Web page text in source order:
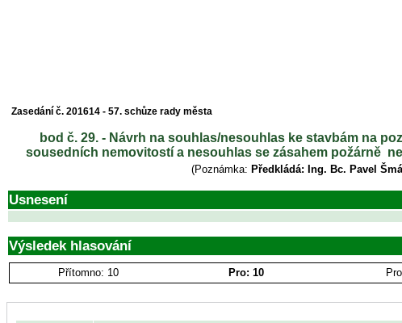
Zasedání č. 201614 - 57. schůze rady města
bod č. 29. - Návrh na souhlas/nesouhlas ke stavbám na
sousedních nemovitostí a nesouhlas se zásahem požárně
(Poznámka: Předkládá: Ing. Bc. Pavel
Usnesení
Výsledek hlasování
Přítomno: 10 Pro: 10